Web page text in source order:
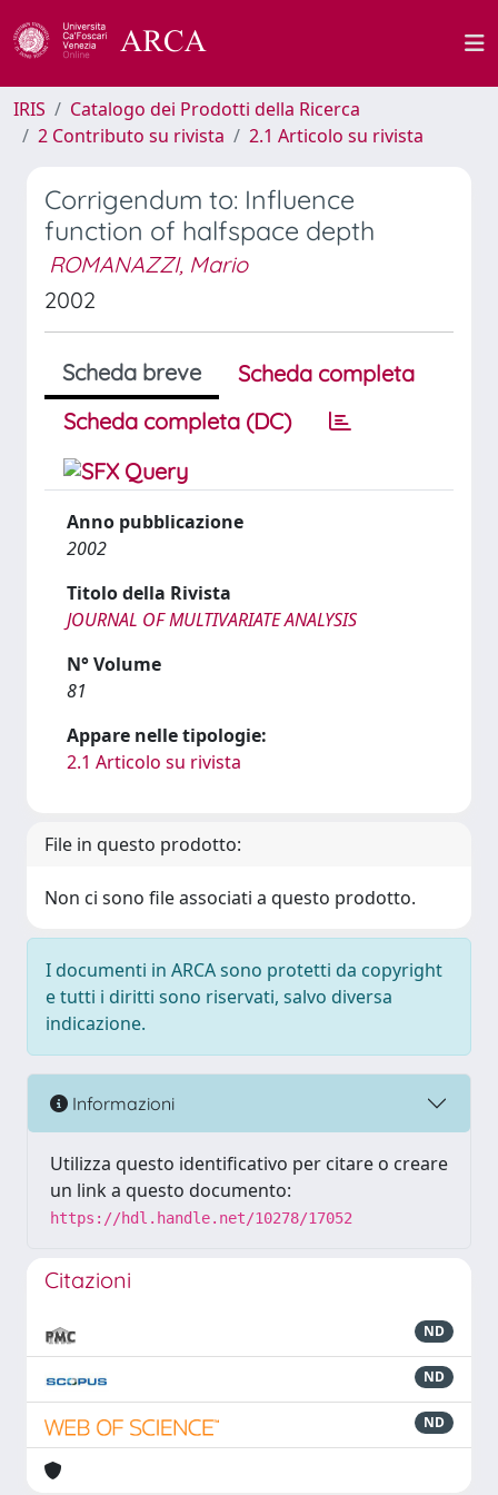
IRIS
Catalogo dei Prodotti della Ricerca
2 Contributo su rivista
2.1 Articolo su rivista
Corrigendum to: Influence
function of halfspace depth
ROMANAZZI, Mario
2002
Scheda breve
Scheda completa
Scheda completa (DC)
Anno pubblicazione
2002
Titolo della Rivista
JOURNAL OF MULTIVARIATE ANALYSIS
N° Volume
81
Appare nelle tipologie:
2.1 Articolo su rivista
File in questo prodotto:
Non ci sono file associati a questo prodotto.
I documenti in ARCA sono protetti da copyright
e tutti i diritti sono riservati, salvo diversa
indicazione.
Informazioni
Utilizza questo identificativo per citare o creare
un link a questo documento:
https://hdl.handle.net/10278/17052
Citazioni
ND
ND
ND